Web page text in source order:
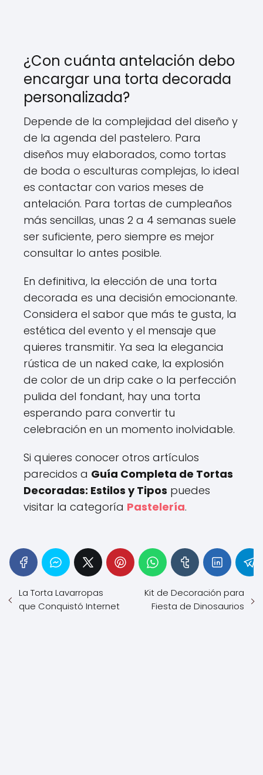
¿Con cuánta antelación debo
encargar una torta decorada
personalizada?
Depende de la complejidad del diseño y
de la agenda del pastelero. Para
diseños muy elaborados, como tortas
de boda o esculturas complejas, lo ideal
es contactar con varios meses de
antelación. Para tortas de cumpleaños
más sencillas, unas 2 a 4 semanas suele
ser suficiente, pero siempre es mejor
consultar lo antes posible.
En definitiva, la elección de una torta
decorada es una decisión emocionante.
Considera el sabor que más te gusta, la
estética del evento y el mensaje que
quieres transmitir. Ya sea la elegancia
rústica de un naked cake, la explosión
de color de un drip cake o la perfección
pulida del fondant, hay una torta
esperando para convertir tu
celebración en un momento inolvidable.
Si quieres conocer otros artículos
parecidos a Guía Completa de Tortas
Decoradas: Estilos y Tipos puedes
visitar la categoría Pastelería.
La Torta Lavarropas
que Conquistó Internet
Kit de Decoración para
Fiesta de Dinosaurios